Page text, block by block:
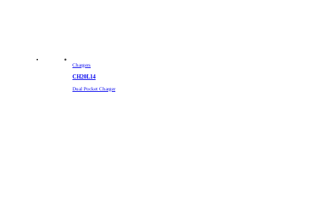
Chargers
CH20L14
Dual Pocket Charger